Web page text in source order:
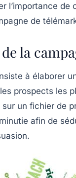
l’importance de
de
la
à élaborer
prospects les
un fichier de
afin de